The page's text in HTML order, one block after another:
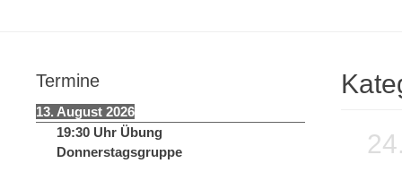
Termine
13. August 2026
19:30Uhr Übung
Donnerstagsgruppe